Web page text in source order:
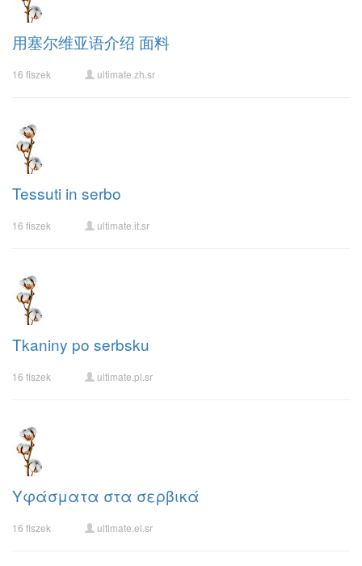
用塞尔维亚语介绍 面料
16 fiszek ultimate.zh.sr
Tessuti in serbo
16 fiszek ultimate.it.sr
Tkaniny po serbsku
16 fiszek ultimate.pl.sr
Υφάσματα στα σερβικά
16 fiszek ultimate.el.sr